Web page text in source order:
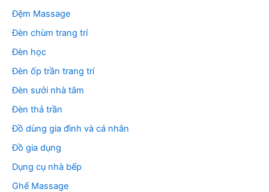
Đệm Massage
Đèn chùm trang trí
Đèn học
Đèn ốp trần trang trí
Đèn sưởi nhà tắm
Đèn thả trần
Đồ dùng gia đình và cá nhân
Đồ gia dụng
Dụng cụ nhà bếp
Ghế Massage